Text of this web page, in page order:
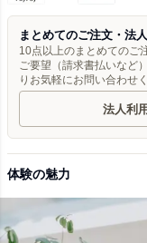
まとめてのご注文・法
10点以上のまとめてのご
ご要望（請求書払いなど
りお気軽にお問い合わせ
法人利
体験の魅力